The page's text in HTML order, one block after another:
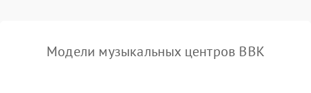
Модели музыкальных центров BBK